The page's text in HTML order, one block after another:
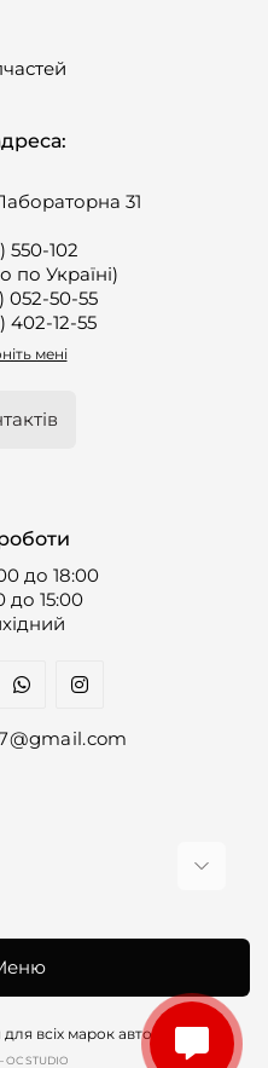
31
550-102
по Україні)
052-50-55
402-12-55
мені
до 18:00
до 15:00
всіх марок авто © 2026
OC STUDIO